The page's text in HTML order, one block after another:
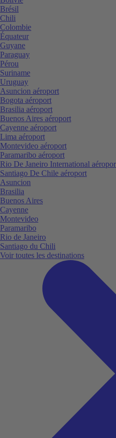
Brésil
Chili
Colombie
Équateur
Guyane
Paraguay
Pérou
Suriname
Uruguay
Asuncion aéroport
Bogota aéroport
Brasilia aéroport
Buenos Aires aéroport
Cayenne aéroport
Lima aéroport
Montevideo aéroport
Paramaribo aéroport
Rio De Janeiro International
Santiago De Chile aéroport
Asuncion
Brasilia
Buenos Aires
Cayenne
Montevideo
Paramaribo
Rio de Janeiro
Santiago du Chili
Voir toutes les destinations